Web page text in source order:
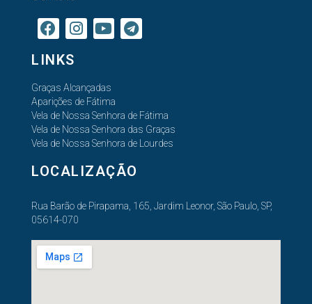
LINKS
Graças Alcançadas
Aparições de Fátima
Vela de Nossa Senhora de Fátima
Vela de Nossa Senhora das Graças
Vela de Nossa Senhora de Lourdes
LOCALIZAÇÃO
Rua Barão de Pirapama, 165, Jardim Leonor, São Paulo, SP,
05614-070